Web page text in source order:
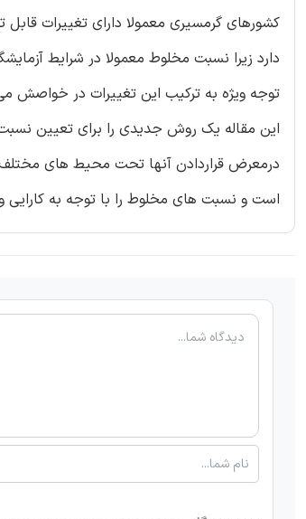
کشورهای گرمسیری معمولا دارای تغییرات
دارد زیرا نسبت مخلوط معمولا در شرایط
توجه ویژه به ترکیب این تغییرات در خواصش
این مقاله یک روش جدیدی را برای تعیین نسبت
درمعرض قراردادن آنها تحت محیط های
است و نسبت های مخلوط را با توجه به